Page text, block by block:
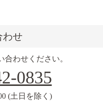
わせ
合わせください。
0835
(土日を除く)